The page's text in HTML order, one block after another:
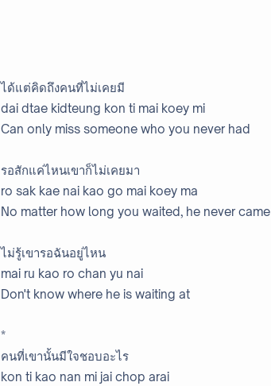
ได้แต่คิดถึงคนที่ไม่เคยมี
dai dtae kidteung kon ti mai koey mi
Can only miss someone who you never had
รอสักแค่ไหนเขาก็ไม่เคยมา
ro sak kae nai kao go mai koey ma
No matter how long you waited, he never came
ไม่รู้เขารอฉันอยู่ไหน
mai ru kao ro chan yu nai
Don't know where he is waiting at
*
คนที่เขานั้นมีใจชอบอะไร
kon ti kao nan mi jai chop arai